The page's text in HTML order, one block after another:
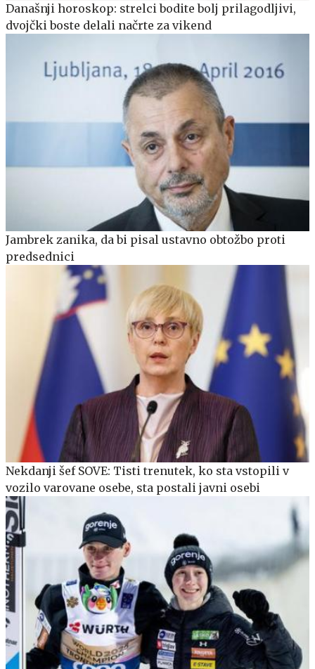
Današnji horoskop: strelci bodite bolj prilagodljivi,
dvojčki boste delali načrte za vikend
Jambrek zanika, da bi pisal ustavno obtožbo proti
predsednici
Nekdanji šef SOVE: Tisti trenutek, ko sta vstopili v
vozilo varovane osebe, sta postali javni osebi